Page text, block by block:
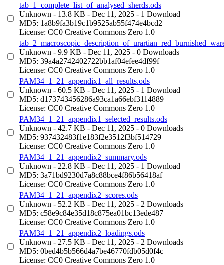
tab_1_complete_list_of_analysed_sherds.ods
Unknown - 13.8 KB - Dec 11, 2025 - 1 Download
MD5: 1a8b9fa3b19c1b9525ab55f474e4bcd2
License: CC0 Creative Commons Zero 1.0
Unknown - 9.9 KB - Dec 11, 2025 - 0 Downloads
MD5: 39a4a2742402722bb1af04efee4df99f
License: CC0 Creative Commons Zero 1.0
PAM34_1_21_appendix1_all_results.ods
Unknown - 60.5 KB - Dec 11, 2025 - 1 Download
MD5: d173743456286a93ca1a66ebf3114889
License: CC0 Creative Commons Zero 1.0
PAM34_1_21_appendix1_selected_results.ods
Unknown - 42.7 KB - Dec 11, 2025 - 0 Downloads
MD5: 937432483f1e183f2e3512f3bf514729
License: CC0 Creative Commons Zero 1.0
PAM34_1_21_appendix2_summary.ods
Unknown - 22.8 KB - Dec 11, 2025 - 1 Download
MD5: 3a71bd9230d7a8c88bce4f86b56418af
License: CC0 Creative Commons Zero 1.0
PAM34_1_21_appendix2_scores.ods
Unknown - 52.2 KB - Dec 11, 2025 - 2 Downloads
MD5: c58e9c84e35d18c875ea01bc13ede487
License: CC0 Creative Commons Zero 1.0
PAM34_1_21_appendix2_loadings.ods
Unknown - 27.5 KB - Dec 11, 2025 - 2 Downloads
MD5: 0bed4b5b566d4a7be46770fdb05d0f4c
License: CC0 Creative Commons Zero 1.0